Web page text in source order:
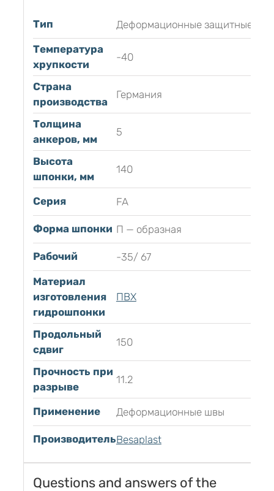
Тип
Деформационные защитные
Температура
хрупкости
-40
Страна
производства
Германия
Толщина
анкеров, мм
5
Высота
шпонки, мм
140
Серия FA
Форма шпонки П — образная
Рабочий
-35/ 67
Материал
изготовления
гидрошпонки
ПВХ
Продольный
сдвиг
150
Прочность при
разрыве
11.2
Применение Деформационные швы
ПроизводительBesaplast
Questions and answers of the